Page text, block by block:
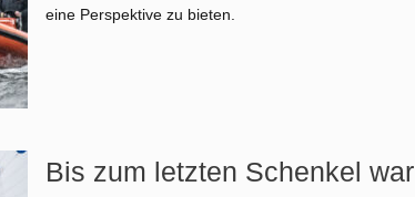
eine Perspektive zu bieten.
Bis zum letzten Schenkel war